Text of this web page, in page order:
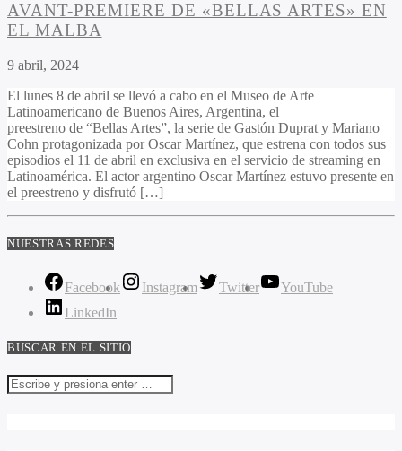
AVANT-PREMIERE DE «BELLAS ARTES» EN
EL MALBA
9 abril, 2024
El lunes 8 de abril se llevó a cabo en el Museo de Arte
Latinoamericano de Buenos Aires, Argentina, el
preestreno de “Bellas Artes”, la serie de Gastón Duprat y Mariano
Cohn protagonizada por Oscar Martínez, que estrena con todos sus
episodios el 11 de abril en exclusiva en el servicio de streaming en
Latinoamérica. El actor argentino Oscar Martínez estuvo presente en
el preestreno y disfrutó […]
NUESTRAS REDES
Facebook Instagram Twitter
YouTube
LinkedIn
BUSCAR EN EL SITIO